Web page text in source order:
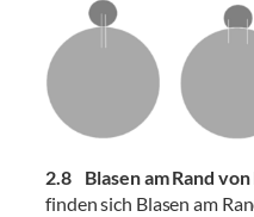
2.8 Blasen am Rand
finden sich Blasen am